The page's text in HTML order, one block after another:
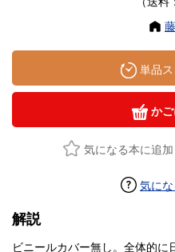
単品
か
気になる本に追加
気に
解説
ビニールカバー無し。全体的に